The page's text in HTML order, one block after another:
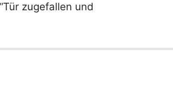
zugefallen und